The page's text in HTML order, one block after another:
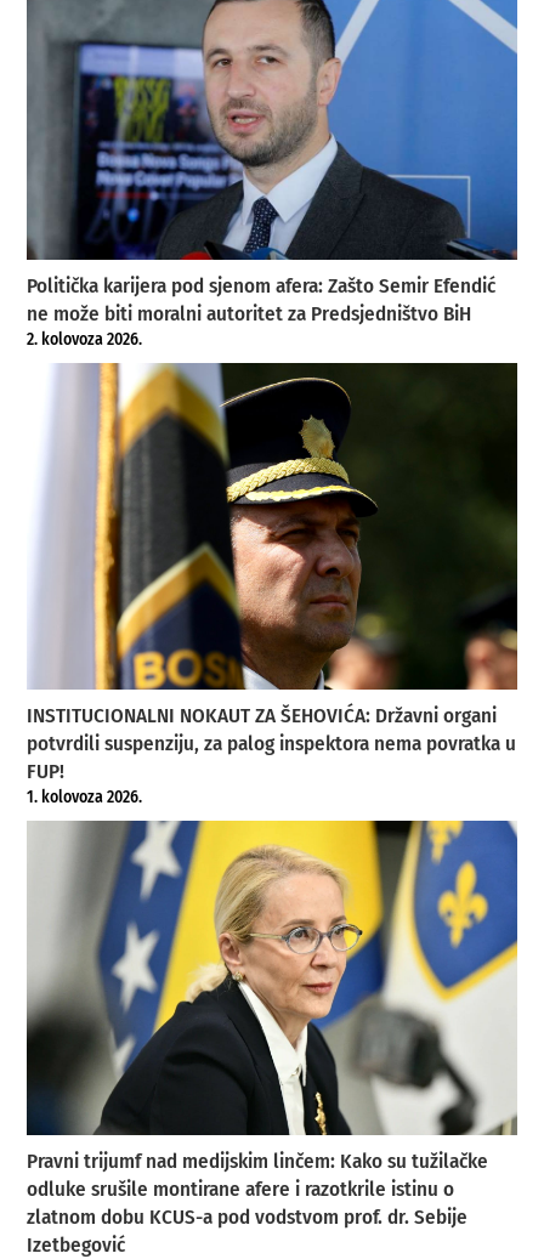
Politička karijera pod sjenom afera: Zašto Semir Efendić
ne može biti moralni autoritet za Predsjedništvo BiH
2. kolovoza 2026.
INSTITUCIONALNI NOKAUT ZA ŠEHOVIĆA: Državni organi
potvrdili suspenziju, za palog inspektora nema povratka u
FUP!
1. kolovoza 2026.
Pravni trijumf nad medijskim linčem: Kako su tužilačke
odluke srušile montirane afere i razotkrile istinu o
zlatnom dobu KCUS-a pod vodstvom prof. dr. Sebije
Izetbegović